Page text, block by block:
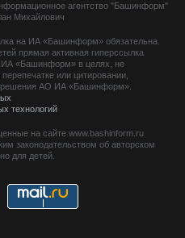
агентство "Башинформ"
Михайлович
на ИА «Башинформ» обязательна.
прямая активная гиперссылка
ИА «Башинформ» в целях, не
или цитировании,
АО ИА «Башинформ».
технологий
на сайте www.bashinform.ru
законодательством об авторском
для детей.